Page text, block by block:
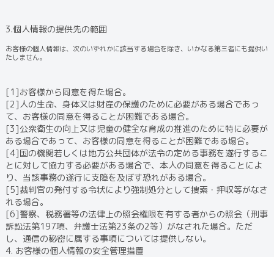
3.個人情報の提供先の範囲
お客様の個人情報は、次のいずれかに該当する場合を除き、いかなる第三者にも提供い
たしません。
[1]お客様から同意を得た場合。
[2]人の生命、身体又は財産の保護のために必要がある場合であっ
て、お客様の同意を得ることが困難である場合。
[3]公衆衛生の向上又は児童の健全な育成の推進のために特に必要が
ある場合であって、お客様の同意を得ることが困難である場合。
[4]国の機関若しくは地方公共団体が法令の定める事務を遂行するこ
とに対して協力する必要がある場合で、本人の同意を得ることによ
り、当該事務の遂行に支障を及ぼす恐れがある場合。
[5]裁判官の発付する令状により強制処分として捜索・押収等がなさ
れる場合。
[6]警察、税務署等の法律上の照会権限を有する者からの照会（刑事
訴訟法第197項、弁護士法第23条の2等）がなされた場合。ただ
し、通信の秘密に属する事項については提供しない。
4. お客様の個人情報の安全管理措置